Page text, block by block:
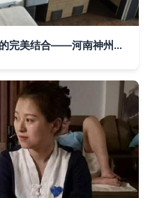
洛阳新型足浴沙发 品质与定制的完美结合——河南神州家具解读